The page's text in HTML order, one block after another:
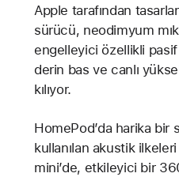
Apple tarafından
sürücü, neodimyum
engelleyici özellikli
derin bas ve canlı
kılıyor.
HomePod’da harika bir
kullanılan akustik
mini’de, etkileyici bir